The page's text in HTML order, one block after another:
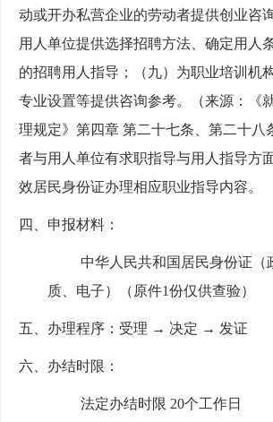
动或开办私营企业的劳动者提供创业咨
用人单位提供选择招聘方法、确定用人
的招聘用人指导；（九）为职业培训机
专业设置等提供咨询参考。（来源：《
理规定》第四章 第二十七条、第二十八
者与用人单位有求职指导与用人指导方
效居民身份证办理相应职业指导内容。
四、申报材料：
中华人民共和国居民身份证（
质、电子）（原件1份仅供查验）
五、办理程序：受理 → 决定 → 发证
六、办结时限：
法定办结时限 20个工作日